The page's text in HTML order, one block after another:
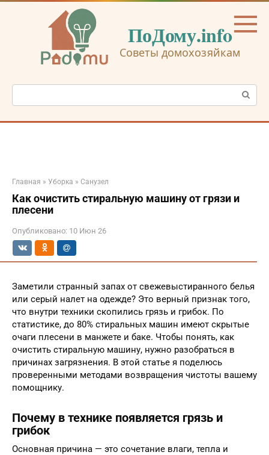
Перейти
ПоДому.info
Советы домохозяйкам
Поиск:
Главная » Уборка » Санузел
Как очистить стиральную машину от грязи и
плесени
Опубликовано: 10 Июн 26
Заметили странный запах от свежевыстиранного белья
или серый налет на одежде? Это верный признак того,
что внутри техники скопились грязь и грибок. По
статистике, до 80% стиральных машин имеют скрытые
очаги плесени в манжете и баке. Чтобы понять, как
очистить стиральную машину, нужно разобраться в
причинах загрязнения. В этой статье я поделюсь
проверенными методами возвращения чистоты вашему
помощнику.
Почему в технике появляется грязь и
грибок
Основная причина — это сочетание влаги, тепла и